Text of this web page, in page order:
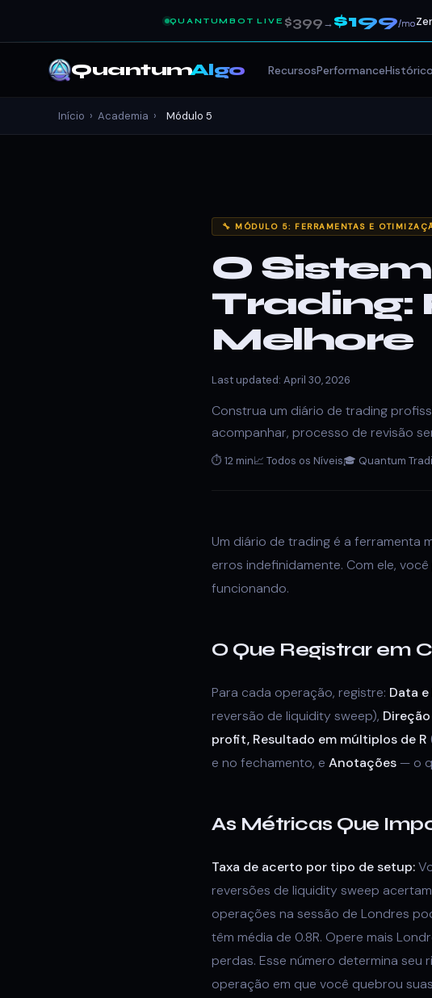
QUANTUMBOT LIVE $399→$199/mo
QuantumAlgo RecursosPerformance
Início › Academia › Módulo 5
🔧 MÓDULO 5: FERRAMENTAS E
O
Trading:
Melhore
Last updated: April 30, 2026
Construa um diário de trading
acompanhar, processo de revisão
⏱ 12 min📈 Todos os Níveis🎓 Quantum
Um diário de trading é a ferramenta
erros indefinidamente. Com ele,
funcionando.
O Que Registrar em
Para cada operação, registre: Data
reversão de liquidity sweep),
profit, Resultado em múltiplos de R
e no fechamento, e Anotações— o
As Métricas Que
Taxa de acerto por tipo de setup:
reversões de liquidity sweep
operações na sessão de Londres
têm média de 0.8R. Opere mais
perdas. Esse número determina seu
operação em que você quebrou